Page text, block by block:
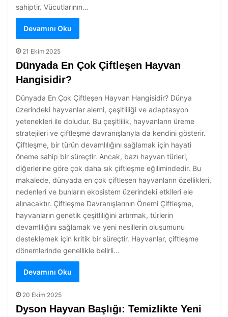
sahiptir. Vücutlarının…
Devamını Oku
21 Ekim 2025
Dünyada En Çok Çiftleşen Hayvan
Hangisidir?
Dünyada En Çok Çiftleşen Hayvan Hangisidir? Dünya
üzerindeki hayvanlar alemi, çeşitliliği ve adaptasyon
yetenekleri ile doludur. Bu çeşitlilik, hayvanların üreme
stratejileri ve çiftleşme davranışlarıyla da kendini gösterir.
Çiftleşme, bir türün devamlılığını sağlamak için hayati
öneme sahip bir süreçtir. Ancak, bazı hayvan türleri,
diğerlerine göre çok daha sık çiftleşme eğilimindedir. Bu
makalede, dünyada en çok çiftleşen hayvanların özellikleri,
nedenleri ve bunların ekosistem üzerindeki etkileri ele
alınacaktır. Çiftleşme Davranışlarının Önemi Çiftleşme,
hayvanların genetik çeşitliliğini artırmak, türlerin
devamlılığını sağlamak ve yeni nesillerin oluşumunu
desteklemek için kritik bir süreçtir. Hayvanlar, çiftleşme
dönemlerinde genellikle belirli…
Devamını Oku
20 Ekim 2025
Dyson Hayvan Başlığı: Temizlikte Yeni